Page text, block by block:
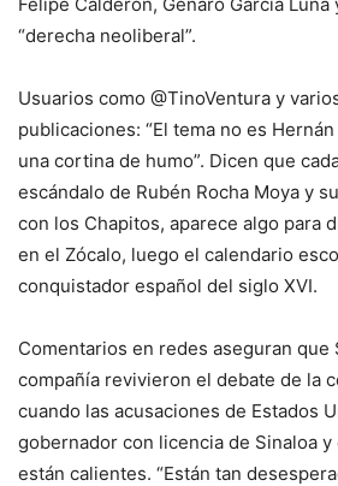
“derecha neoliberal”.
Usuarios como @TinoVentura y
publicaciones: “El tema no es
una cortina de humo”. Dicen que
escándalo de Rubén Rocha Moya y
con los Chapitos, aparece algo para
en el Zócalo, luego el calendario
conquistador español del siglo XVI.
Comentarios en redes aseguran que
compañía revivieron el debate de la
cuando las acusaciones de Estados
gobernador con licencia de Sinaloa
están calientes. “Están tan